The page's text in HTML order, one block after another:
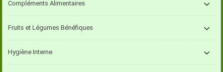
Compléments Alimentaires
Fruits et Légumes Bénéfiques
Hygiène Interne